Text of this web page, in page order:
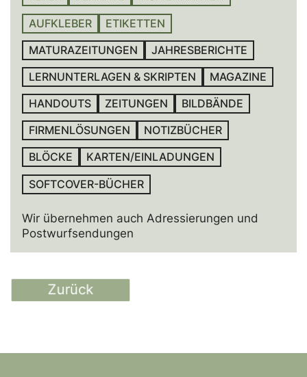
AUFKLEBER ETIKETTEN
MATURAZEITUNGEN JAHRESBERICHTE
LERNUNTERLAGEN & SKRIPTEN MAGAZINE
HANDOUTS ZEITUNGEN BILDBÄNDE
FIRMENLÖSUNGEN NOTIZBÜCHER
BLÖCKE KARTEN/EINLADUNGEN
SOFTCOVER-BÜCHER
Wir übernehmen auch Adressierungen und
Postwurf­sendungen
Zurück